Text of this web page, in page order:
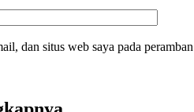
dan situs web saya pada